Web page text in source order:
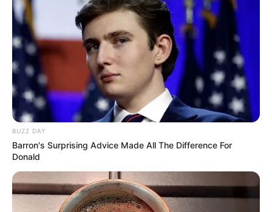
Tampil Lebih Modern, 7 Potret
Hasil Renovasi Rumah Berusia
90 Tahun
BUZZ DAY
Barron's Surprising Advice Made All The Difference For
Donald